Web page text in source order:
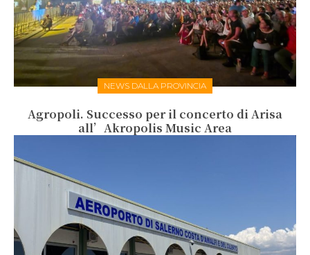
NEWS DALLA PROVINCIA
Agropoli. Successo per il concerto di Arisa
all’Akropolis Music Area